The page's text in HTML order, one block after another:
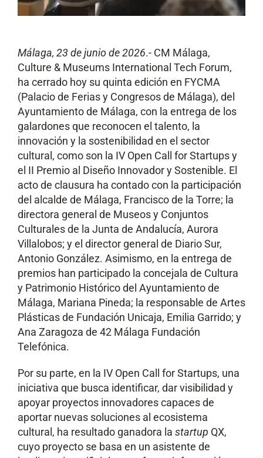
Málaga, 23 de junio de 2026.- CM Málaga,
Culture & Museums International Tech Forum,
ha cerrado hoy su quinta edición en FYCMA
(Palacio de Ferias y Congresos de Málaga), del
Ayuntamiento de Málaga, con la entrega de los
galardones que reconocen el talento, la
innovación y la sostenibilidad en el sector
cultural, como son la IV Open Call for Startups y
el II Premio al Diseño Innovador y Sostenible. El
acto de clausura ha contado con la participación
del alcalde de Málaga, Francisco de la Torre; la
directora general de Museos y Conjuntos
Culturales de la Junta de Andalucía, Aurora
Villalobos; y el director general de Diario Sur,
Antonio González. Asimismo, en la entrega de
premios han participado la concejala de Cultura
y Patrimonio Histórico del Ayuntamiento de
Málaga, Mariana Pineda; la responsable de Artes
Plásticas de Fundación Unicaja, Emilia Garrido; y
Ana Zaragoza de 42 Málaga Fundación
Telefónica.
Por su parte, en la IV Open Call for Startups, una
iniciativa que busca identificar, dar visibilidad y
apoyar proyectos innovadores capaces de
aportar nuevas soluciones al ecosistema
cultural, ha resultado ganadora la startup QX,
cuyo proyecto se basa en un asistente de